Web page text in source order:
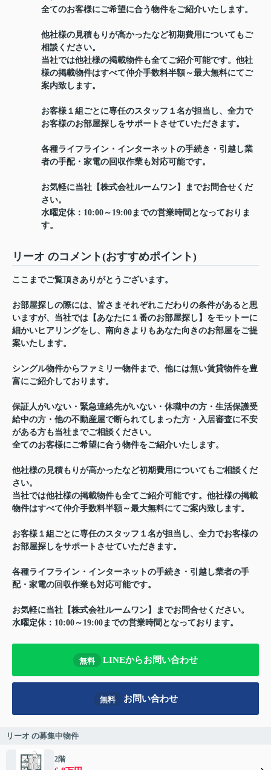
全てのお客様にご希望に合う物件をご紹介いたします。
他社様の見積もりが高かったなど初期費用についてもご
相談ください。
当社では他社様の掲載物件も全てご紹介可能です。他社
様の掲載物件はすべて仲介手数料半額～最大無料にてご
案内致します。
お客様１組ごとに専任のスタッフ１名が担当し、全力で
お客様のお部屋探しをサポートさせていただきます。
各種ライフライン・インターネットの手続き・引越し業
者の手配・家電の回収作業も対応可能です。
お気軽に当社【株式会社ルームワン】までお問合せくだ
さい。
水曜定休：10:00～19:00までの営業時間となっておりま
す。
リーオ のコメント(おすすめポイント)
ここまでご覧頂きありがとうございます。
お部屋探しの際には、皆さまそれぞれこだわりの条件があると思
いますが、当社では【あなたに１番のお部屋探し】をモットーに
細かいヒアリングをし、南向きよりもあなた向きのお部屋をご提
案いたします。
シングル物件からファミリー物件まで、他には無い賃貸物件を豊
富にご紹介しております。
保証人がいない・緊急連絡先がいない・休職中の方・生活保護受
給中の方・他の不動産屋で断られてしまった方・入居審査に不安
がある方も当社までご相談ください。
全てのお客様にご希望に合う物件をご紹介いたします。
他社様の見積もりが高かったなど初期費用についてもご相談くだ
さい。
当社では他社様の掲載物件も全てご紹介可能です。他社様の掲載
物件はすべて仲介手数料半額～最大無料にてご案内致します。
お客様１組ごとに専任のスタッフ１名が担当し、全力でお客様の
お部屋探しをサポートさせていただきます。
各種ライフライン・インターネットの手続き・引越し業者の手
配・家電の回収作業も対応可能です。
お気軽に当社【株式会社ルームワン】までお問合せください。
水曜定休：10:00～19:00までの営業時間となっております。
無料 LINEからお問い合わせ
無料 お問い合わせ
リーオ の募集中物件
2階